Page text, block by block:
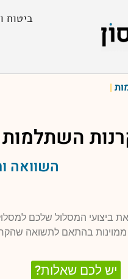
ביטוח
|
השוואה
את ביצועי המסלול שלכם
בהתאם לתשואה
יש לכם שאלות?